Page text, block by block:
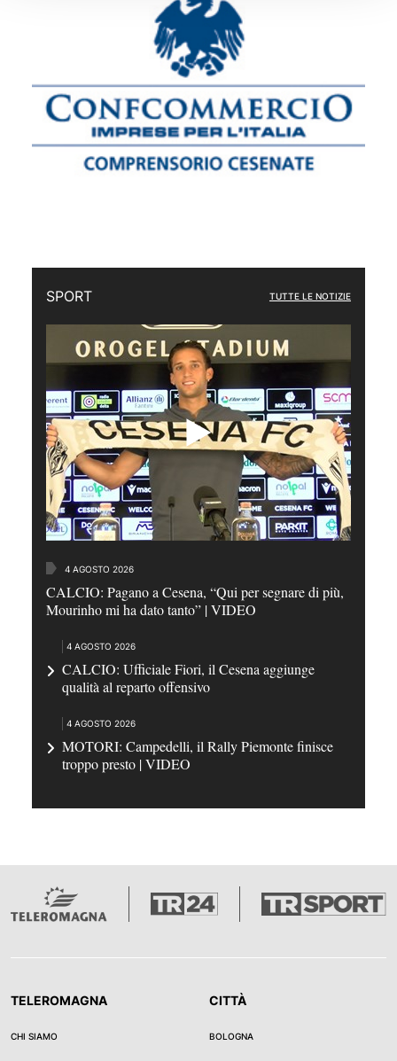
SPORT TUTTE LE NOTIZIE
4 AGOSTO 2026
CALCIO: Pagano a Cesena, “Qui per segnare di più,
Mourinho mi ha dato tanto” | VIDEO
4 AGOSTO 2026
CALCIO: Ufficiale Fiori, il Cesena aggiunge
qualità al reparto offensivo
4 AGOSTO 2026
MOTORI: Campedelli, il Rally Piemonte finisce
troppo presto | VIDEO
TELEROMAGNA
CHI SIAMO
CITTÀ
BOLOGNA